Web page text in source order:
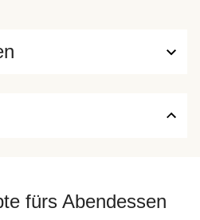
fürs Abendessen